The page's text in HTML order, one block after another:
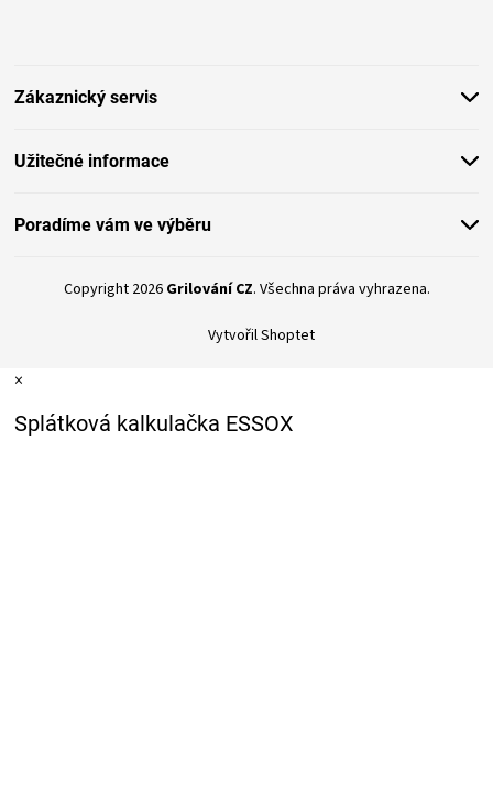
Zákaznický servis
Užitečné informace
Poradíme vám ve výběru
Vytvořil Shoptet
Copyright 2026 Grilování CZ. Všechna práva vyhrazena.
×
Splátková kalkulačka ESSOX